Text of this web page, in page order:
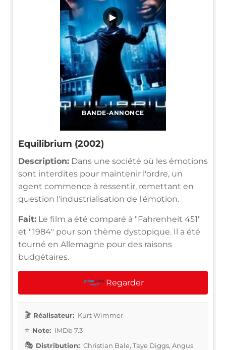
BANDE-ANNONCE
▶
Equilibrium (2002)
Description: Dans une société où les émotions
sont interdites pour maintenir l'ordre, un
agent commence à ressentir, remettant en
question l'industrialisation de l'émotion.
Fait: Le film a été comparé à "Fahrenheit 451"
et "1984" pour son thème dystopique. Il a été
tourné en Allemagne pour des raisons
budgétaires.
Regarder
Réalisateur: Kurt Wimmer
Note: IMDb 7.3
Distribution: Christian Bale, Taye Diggs, Angus